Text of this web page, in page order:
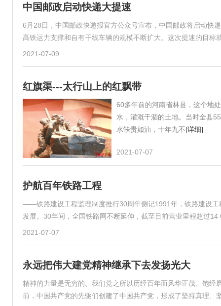
中国邮政启动快递大提速
6月28日，中国邮政快递报官方公众号宣布，中国邮政将启动快
高铁运力支撑和自有干线车辆的规模不断扩大。这次提速的目标
2021-07-09
红旗渠---太行山上的红飘带
60多年前的河南省林县，这个地
水，灌溉干涸的土地。当时全县
水缺贵如油，十年九不[详细]
2021-07-07
护航百年铁路工程
——铁路建设工程监理制度推行30周年侧记1991年，铁路建设
发展。30年间，全国铁路网不断延伸，截至目前营业里程超过
2021-07-07
永远把伟大建党精神继承下去发扬光大
精神的力量是无穷的。我们党之所以历经百年而风华正茂、饱
前，中国共产党的先驱们创建了中国共产党，形成了坚持真理、